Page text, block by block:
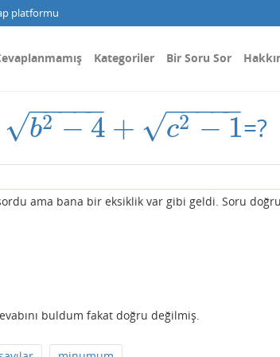
platformu
Kategoriler Bir Soru Sor
b2 − 4
− −
−−−
√ + c2 − 1
− −
−−−
√ =?
ama bana bir eksiklik var gibi geldi. Soru
buldum fakat doğru değilmiş.